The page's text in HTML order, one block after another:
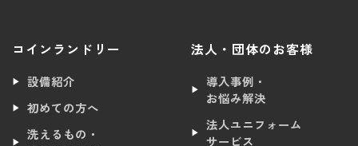
コインランドリー
設備紹介
初めての方へ
洗えるもの・
法人・団体のお客様
導入事例・
お悩み解決
法人ユニフォーム
サービス